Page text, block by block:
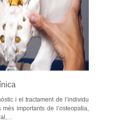
i el tractament de l’individu
importants de l’osteopatia,